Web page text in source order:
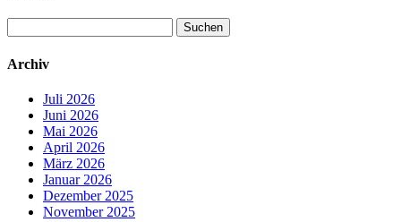
nach:
Archiv
Juli 2026
Juni 2026
Mai 2026
April 2026
März 2026
Januar 2026
Dezember 2025
November 2025